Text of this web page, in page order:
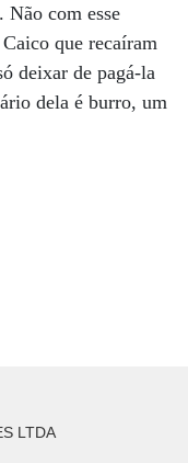
Não com esse
que recaíram
deixar de pagá-la
dela é burro, um
LTDA